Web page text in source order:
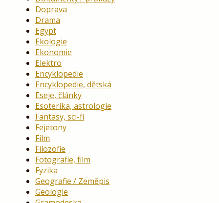
Doprava
Drama
Egypt
Ekologie
Ekonomie
Elektro
Encyklopedie
Encyklopedie, dětská
Eseje, články
Esoterika, astrologie
Fantasy, sci-fi
Fejetony
Film
Filozofie
Fotografie, film
Fyzika
Geografie / Zeměpis
Geologie